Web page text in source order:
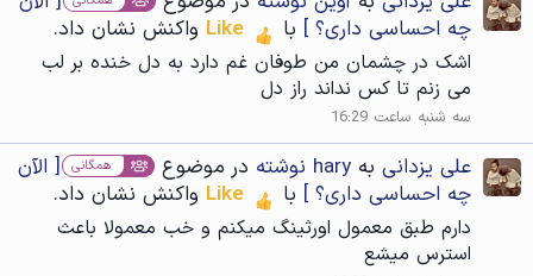
چه احساسی داری؟ ] با Like واکنش نشان داد.
اشک در چشمان من طوفان غم دارد به دل خنده بر لب
می زنم تا کس نداند راز دل
سه شنبه ساعت 16:29
علی یزدانی به hary نوشته در موضوع همگانی [ الآن
چه احساسی داری؟ ] با Like واکنش نشان داد.
دارم طبق معمول اورثینگ میکنم و خب معمولا باعث
استرس میشع